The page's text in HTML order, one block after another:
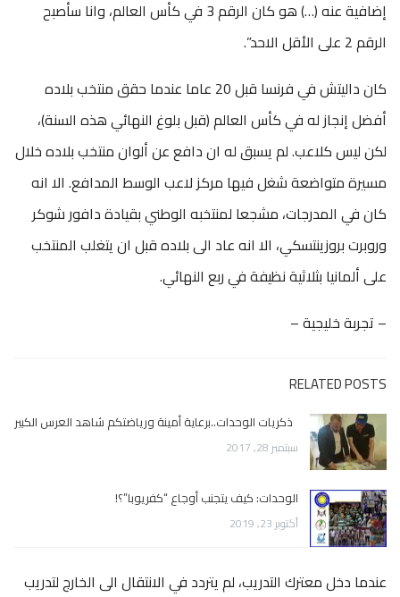
إضافية عنه (…) هو كان الرقم 3 في كأس العالم، وانا سأصبح
الرقم 2 على الأقل الاحد”.
كان داليتش في فرنسا قبل 20 عاما عندما حقق منتخب بلاده
أفضل إنجاز له في كأس العالم (قبل بلوغ النهائي هذه السنة)،
لكن ليس كلاعب. لم يسبق له ان دافع عن ألوان منتخب بلاده خلال
مسيرة متواضعة شغل فيها مركز لاعب الوسط المدافع. الا انه
كان في المدرجات، مشجعا لمنتخبه الوطني بقيادة دافور شوكر
وروبرت بروزينتسكي، الا انه عاد الى بلاده قبل ان يتغلب المنتخب
على ألمانيا بثلاثية نظيفة في ربع النهائي.
– تجربة خليجية –
RELATED POSTS
ذكريات الوحدات..برعاية أمينة ورياضتكم شاهد العرس الكبير
سبتمبر 28, 2017
الوحدات: كيف يتجنب أوجاع “كفريوبا”؟!
أكتوبر 23, 2019
عندما دخل معترك التدريب، لم يتردد في الانتقال الى الخارج لتدريب